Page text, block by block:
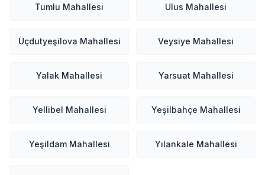
Tumlu Mahallesi Ulus Mahallesi
Üçdutyeşilova Mahallesi Veysiye Mahallesi
Yalak Mahallesi Yarsuat Mahallesi
Yellibel Mahallesi Yeşilbahçe Mahallesi
Yeşildam Mahallesi Yılankale Mahallesi